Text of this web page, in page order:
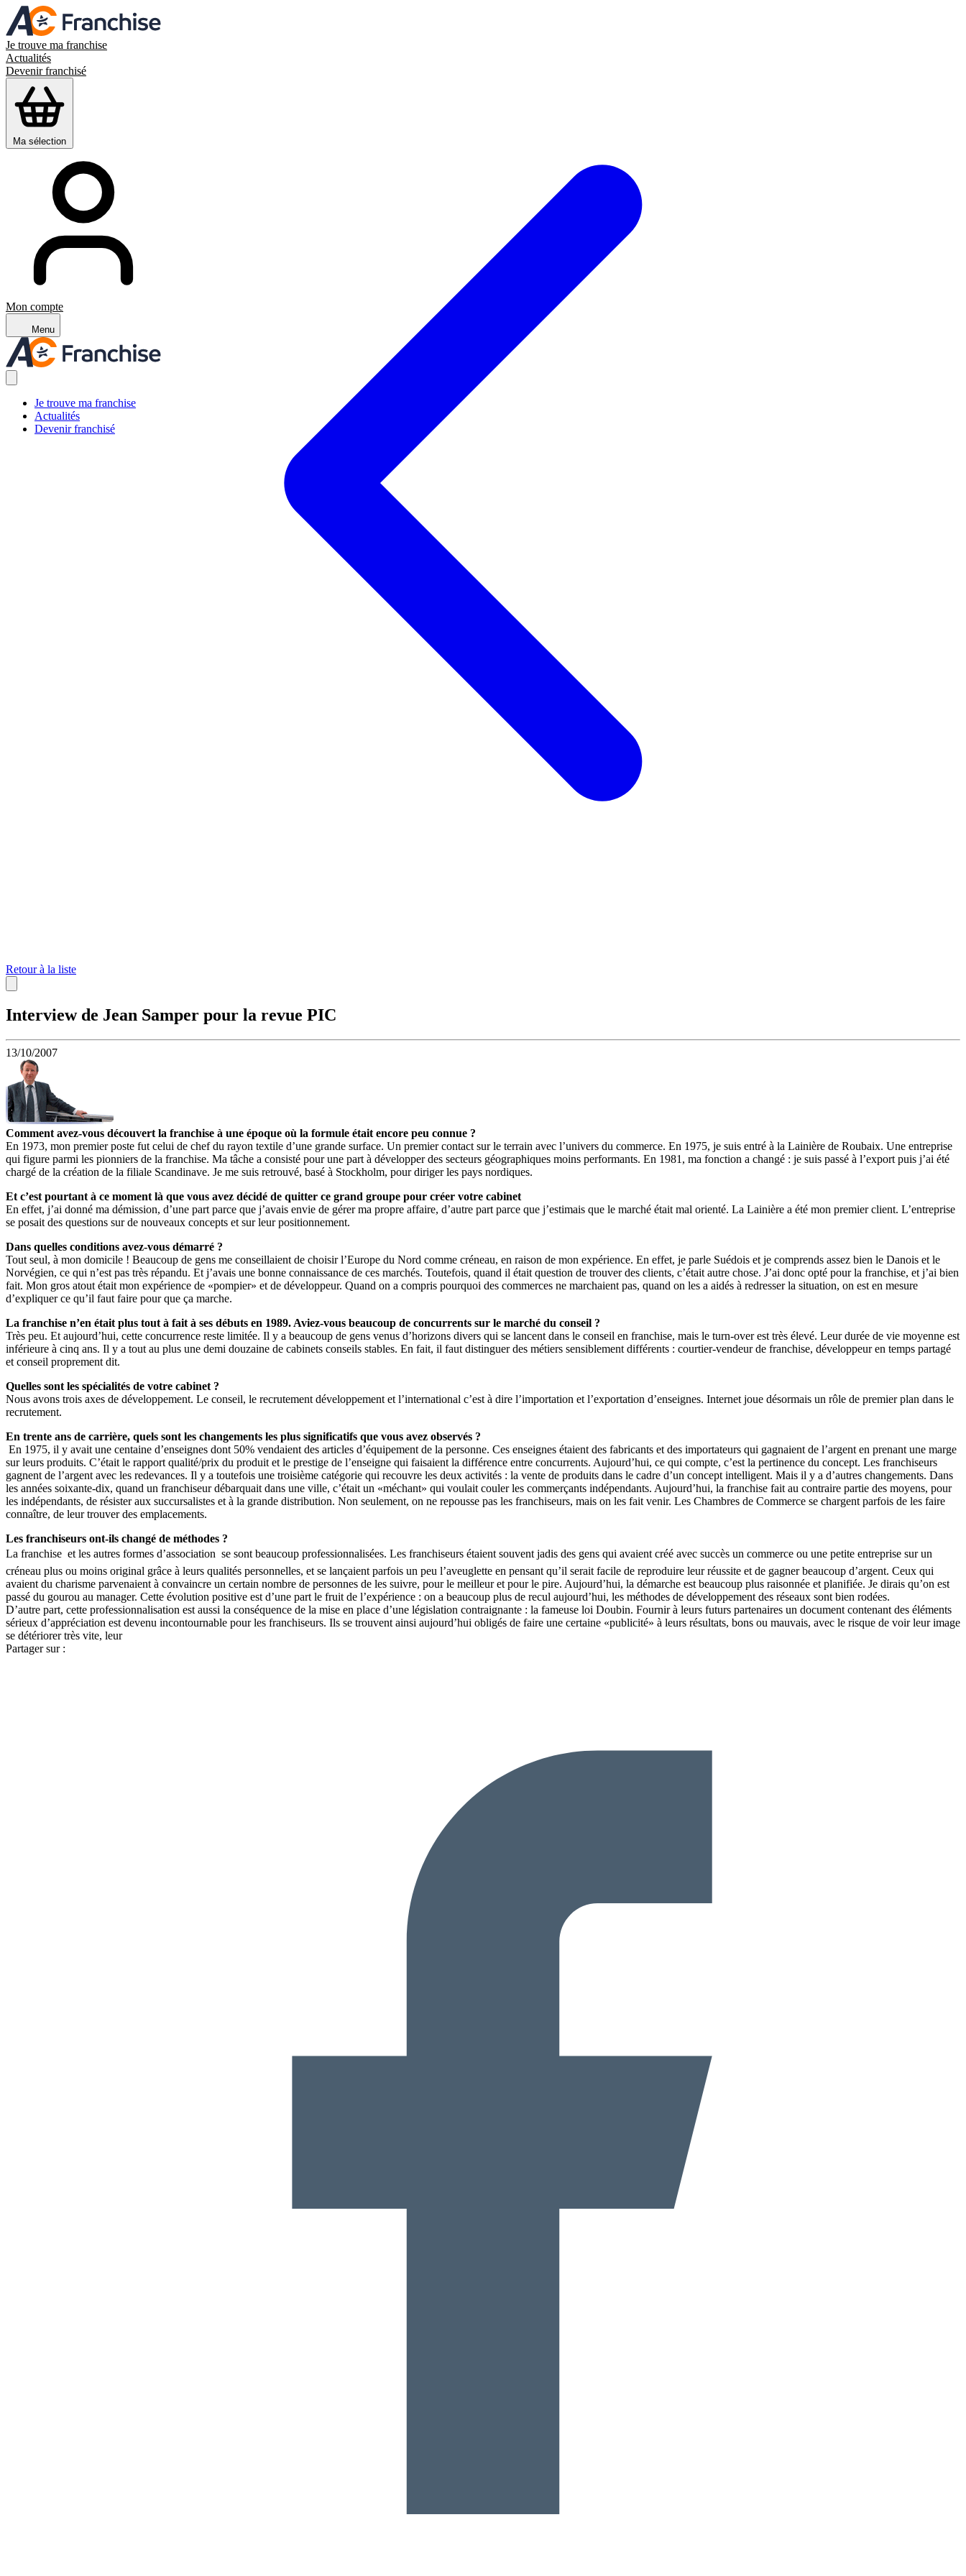
Je trouve ma franchise
Actualités
Devenir franchisé
Ma sélection
Mon compte
Menu
Je trouve ma franchise
Actualités
Devenir franchisé
Retour à la liste
Interview de Jean Samper pour la revue PIC
13/10/2007
Comment avez-vous découvert la franchise à une époque où la formule était encore peu connue ?
En 1973, mon premier poste fut celui de chef du rayon textile d’une grande surface. Un premier contact sur le terrain avec l’univers du commerce. En 1975, je suis entré à la Lainière de Roubaix. Une entreprise
qui figure parmi les pionniers de la franchise. Ma tâche a consisté pour une part à développer des secteurs géographiques moins performants. En 1981, ma fonction a changé : je suis passé à l’export puis j’ai été
chargé de la création de la filiale Scandinave. Je me suis retrouvé, basé à Stockholm, pour diriger les pays nordiques.
Et c’est pourtant à ce moment là que vous avez décidé de quitter ce grand groupe pour créer votre cabinet
En effet, j’ai donné ma démission, d’une part parce que j’avais envie de gérer ma propre affaire, d’autre part parce que j’estimais que le marché était mal orienté. La Lainière a été mon premier client. L’entreprise
se posait des questions sur de nouveaux concepts et sur leur positionnement.
Dans quelles conditions avez-vous démarré ?
Tout seul, à mon domicile ! Beaucoup de gens me conseillaient de choisir l’Europe du Nord comme créneau, en raison de mon expérience. En effet, je parle Suédois et je comprends assez bien le Danois et le
Norvégien, ce qui n’est pas très répandu. Et j’avais une bonne connaissance de ces marchés. Toutefois, quand il était question de trouver des clients, c’était autre chose. J’ai donc opté pour la franchise, et j’ai bien
fait. Mon gros atout était mon expérience de «pompier» et de développeur. Quand on a compris pourquoi des commerces ne marchaient pas, quand on les a aidés à redresser la situation, on est en mesure
d’expliquer ce qu’il faut faire pour que ça marche.
La franchise n’en était plus tout à fait à ses débuts en 1989. Aviez-vous beaucoup de concurrents sur le marché du conseil ?
Très peu. Et aujourd’hui, cette concurrence reste limitée. Il y a beaucoup de gens venus d’horizons divers qui se lancent dans le conseil en franchise, mais le turn-over est très élevé. Leur durée de vie moyenne est
inférieure à cinq ans. Il y a tout au plus une demi douzaine de cabinets conseils stables. En fait, il faut distinguer des métiers sensiblement différents : courtier-vendeur de franchise, développeur en temps partagé
et conseil proprement dit.
Quelles sont les spécialités de votre cabinet ?
Nous avons trois axes de développement. Le conseil, le recrutement développement et l’international c’est à dire l’importation et l’exportation d’enseignes. Internet joue désormais un rôle de premier plan dans le
recrutement.
En trente ans de carrière, quels sont les changements les plus significatifs que vous avez observés ?
En 1975, il y avait une centaine d’enseignes dont 50% vendaient des articles d’équipement de la personne. Ces enseignes étaient des fabricants et des importateurs qui gagnaient de l’argent en prenant une marge
sur leurs produits. C’était le rapport qualité/prix du produit et le prestige de l’enseigne qui faisaient la différence entre concurrents. Aujourd’hui, ce qui compte, c’est la pertinence du concept. Les franchiseurs
gagnent de l’argent avec les redevances. Il y a toutefois une troisième catégorie qui recouvre les deux activités : la vente de produits dans le cadre d’un concept intelligent. Mais il y a d’autres changements. Dans
les années soixante-dix, quand un franchiseur débarquait dans une ville, c’était un «méchant» qui voulait couler les commerçants indépendants. Aujourd’hui, la franchise fait au contraire partie des moyens, pour
les indépendants, de résister aux succursalistes et à la grande distribution. Non seulement, on ne repousse pas les franchiseurs, mais on les fait venir. Les Chambres de Commerce se chargent parfois de les faire
connaître, de leur trouver des emplacements.
Les franchiseurs ont-ils changé de méthodes ?
La franchise  et les autres formes d’association  se sont beaucoup professionnalisées. Les franchiseurs étaient souvent jadis des gens qui avaient créé avec succès un commerce ou une petite entreprise sur un
créneau plus ou moins original grâce à leurs qualités personnelles, et se lançaient parfois un peu l’aveuglette en pensant qu’il serait facile de reproduire leur réussite et de gagner beaucoup d’argent. Ceux qui
avaient du charisme parvenaient à convaincre un certain nombre de personnes de les suivre, pour le meilleur et pour le pire. Aujourd’hui, la démarche est beaucoup plus raisonnée et planifiée. Je dirais qu’on est
passé du gourou au manager. Cette évolution positive est d’une part le fruit de l’expérience : on a beaucoup plus de recul aujourd’hui, les méthodes de développement des réseaux sont bien rodées.
D’autre part, cette professionnalisation est aussi la conséquence de la mise en place d’une législation contraignante : la fameuse loi Doubin. Fournir à leurs futurs partenaires un document contenant des éléments
sérieux d’appréciation est devenu incontournable pour les franchiseurs. Ils se trouvent ainsi aujourd’hui obligés de faire une certaine «publicité» à leurs résultats, bons ou mauvais, avec le risque de voir leur image
se détériorer très vite, leur
Partager sur :